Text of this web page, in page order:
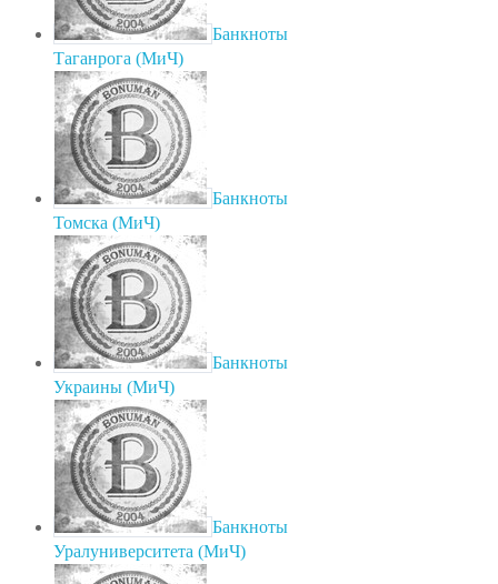
Банкноты
Таганрога (МиЧ)
Банкноты
Томска (МиЧ)
Банкноты
Украины (МиЧ)
Банкноты
Уралуниверситета (МиЧ)